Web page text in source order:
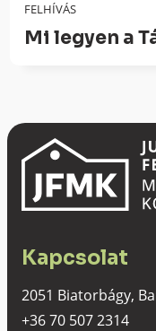
FELHÍVÁS
Mi legyen a
Kapcsolat
2051 Biatorbágy,
+36 70 507 2314